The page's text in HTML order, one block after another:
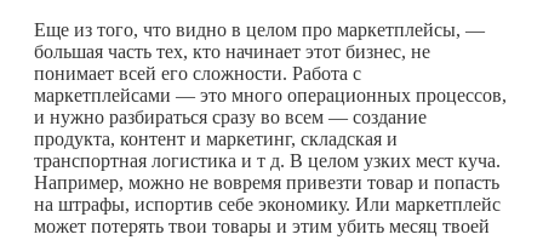
Еще из того, что видно в целом про маркетплейсы, —
большая часть тех, кто начинает этот бизнес, не
понимает всей его сложности. Работа с
маркетплейсами — это много операционных процессов,
и нужно разбираться сразу во всем — создание
продукта, контент и маркетинг, складская и
транспортная логистика и т д. В целом узких мест куча.
Например, можно не вовремя привезти товар и попасть
на штрафы, испортив себе экономику. Или маркетплейс
может потерять твои товары и этим убить месяц твоей